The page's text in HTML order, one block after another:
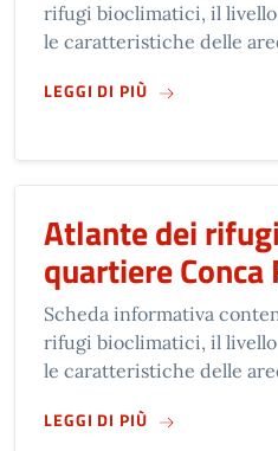
rifugi bioclimatici, il
le caratteristiche delle
LEGGI DI PIÙSUATLANTE
Atlante dei
quartiere
Scheda informativa
rifugi bioclimatici, il
le caratteristiche delle
LEGGI DI PIÙSUATLANTE